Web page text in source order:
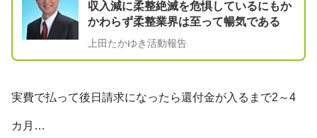
収入減に柔整絶滅を危惧しているにもか
かわらず柔整業界は至って暢気である
上田たかゆき活動報告
実費で払って後日請求になったら還付金が入るまで2～4
カ月…